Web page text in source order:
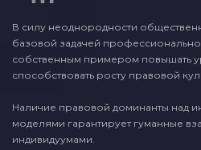
В силу неоднородности
базовой задачей
собственным примером повышать
способствовать росту правовой
Наличие правовой доминанты над
моделями гарантирует гуманные
индивидуумами.